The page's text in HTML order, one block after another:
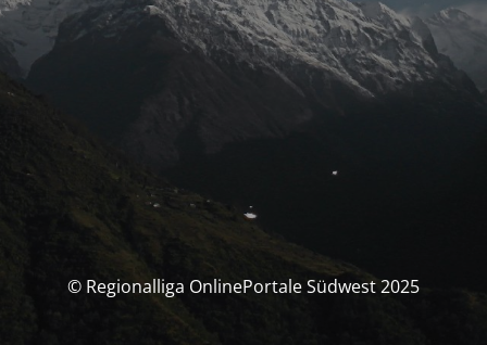
© Regionalliga OnlinePortale Südwest 2025